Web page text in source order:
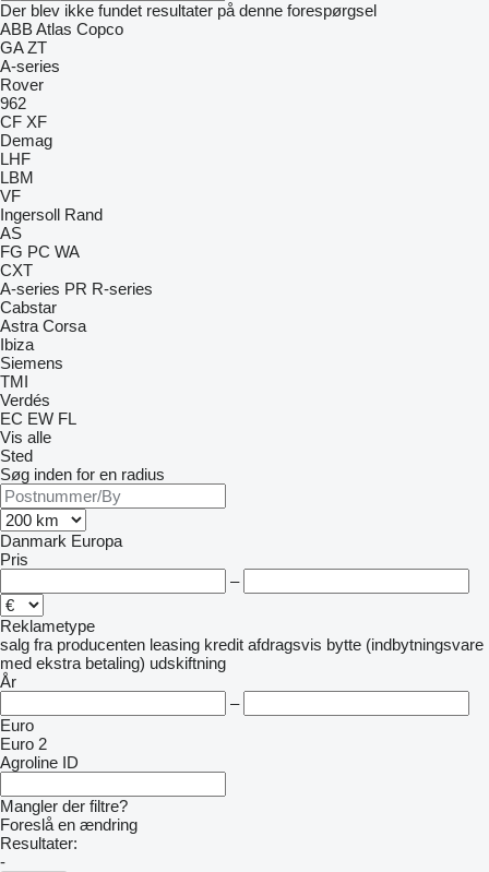
Der blev ikke fundet resultater på denne forespørgsel
ABBAtlas Copco
GA ZT
A-series
Rover
962
CF XF
Demag
LHF
LBM
VF
Ingersoll Rand
AS
FG PC WA
CXT
A-series PR R-series
Cabstar
Astra Corsa
Ibiza
Siemens
TMI
Verdés
EC EW FL
Vis alle
Sted
Søg inden for en radius
Danmark Europa
Pris
–
Reklametype
salg fra producenten leasing kredit afdragsvis bytte (indbytningsvare
med ekstra betaling) udskiftning
År
–
Euro
Euro 2
Agroline ID
Mangler der filtre?
Foreslå en ændring
Resultater:
-